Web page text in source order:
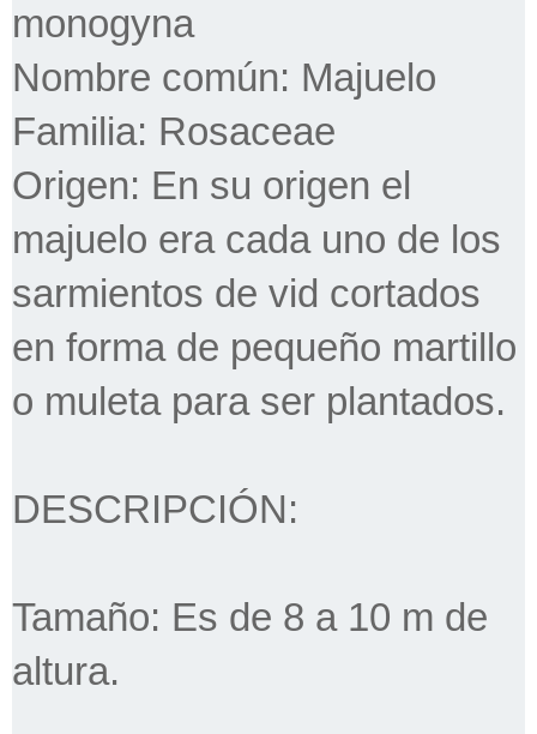
monogyna
Nombre común: Majuelo
Familia: Rosaceae
Origen: En su origen el
majuelo era cada uno de los
sarmientos de vid cortados
en forma de pequeño martillo
o muleta para ser plantados.
DESCRIPCIÓN:
Tamaño: Es de 8 a 10 m de
altura.